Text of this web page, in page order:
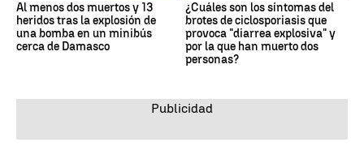
Al menos dos muertos y 13
heridos tras la explosión de
una bomba en un minibús
cerca de Damasco
¿Cuáles son los síntomas del
brotes de ciclosporiasis que
provoca "diarrea explosiva" y
por la que han muerto dos
personas?